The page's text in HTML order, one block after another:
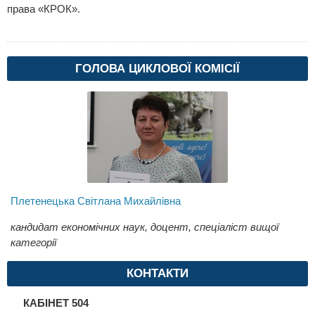
права «КРОК».
ГОЛОВА ЦИКЛОВОЇ КОМІСІЇ
Плетенецька Світлана Михайлівна
кандидат економічних наук, доцент, спеціаліст вищої
категорії
КОНТАКТИ
КАБІНЕТ 504